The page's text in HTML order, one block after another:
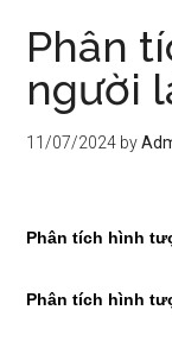
Phân
người
11/07/2024 by
Phântích hình
Phân tích hình